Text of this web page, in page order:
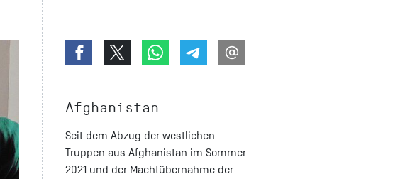
Afghanistan
Seit dem Abzug der westlichen
Truppen aus Afghanistan im Sommer
2021 und der Machtübernahme der